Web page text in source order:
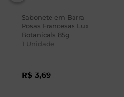
Sabonete em Barra
Rosas Francesas Lux
Botanicals 85g
1 Unidade
R$ 3,69